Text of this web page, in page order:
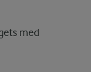
med